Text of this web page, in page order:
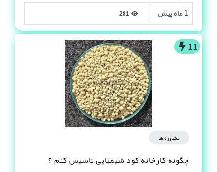
1 ماه پیش
11
مشاوره ها
چگونه کارخانه کود شیمیایی تاسیس کنم ؟